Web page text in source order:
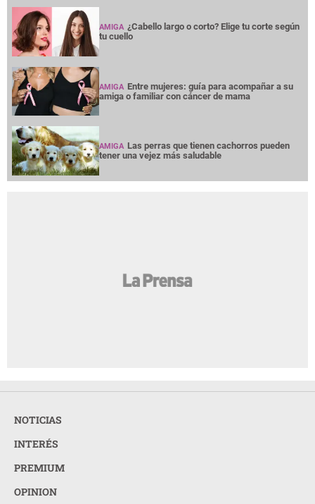
AMIGA ¿Cabello largo o corto? Elige tu corte según
tu cuello
AMIGA Entre mujeres: guía para acompañar a su
amiga o familiar con cáncer de mama
AMIGA Las perras que tienen cachorros pueden
tener una vejez más saludable
NOTICIAS
INTERÉS
PREMIUM
OPINION